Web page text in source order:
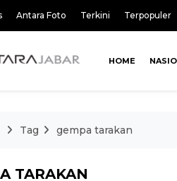
Antara Foto Terkini Terpopuler
HOME
Tag gempa tarakan
TARAKAN